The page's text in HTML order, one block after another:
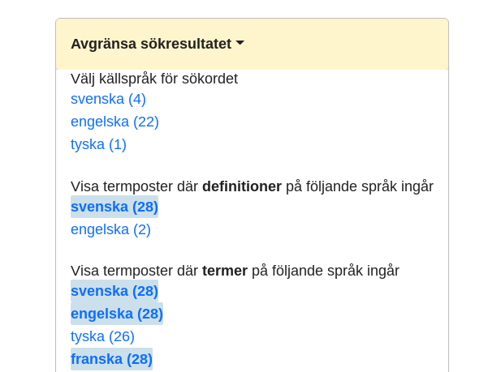
Avgränsa sökresultatet
Välj källspråk för sökordet
svenska (4)
engelska (22)
tyska (1)
Visa termposter därdefinitioner på följande språk ingår
svenska (28)
engelska (2)
Visa termposter därtermer på följande språk ingår
svenska (28)
engelska (28)
tyska (26)
franska (28)